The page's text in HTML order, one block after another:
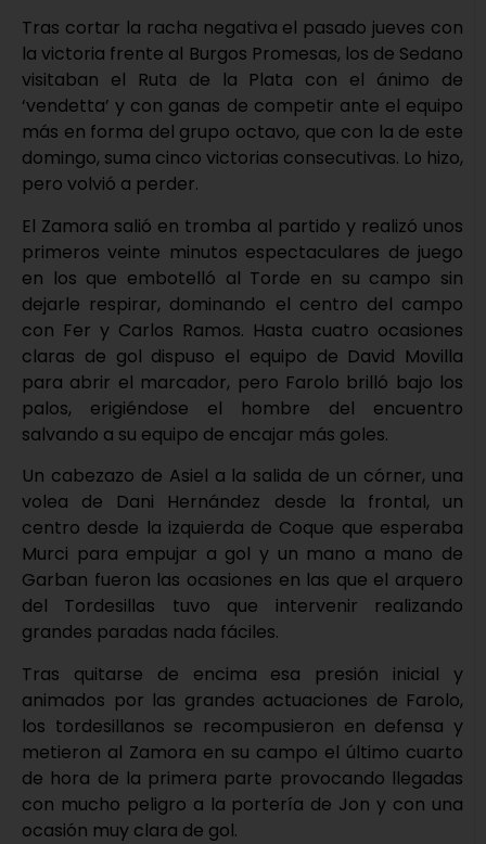
Tras cortar la racha negativa el pasado jueves con
la victoria frente al Burgos Promesas, los de Sedano
visitaban el Ruta de la Plata con el ánimo de
‘vendetta’ y con ganas de competir ante el equipo
más en forma del grupo octavo, que con la de este
domingo, suma cinco victorias consecutivas. Lo hizo,
pero volvió a perder.
El Zamora salió en tromba al partido y realizó unos
primeros veinte minutos espectaculares de juego
en los que embotelló al Torde en su campo sin
dejarle respirar, dominando el centro del campo
con Fer y Carlos Ramos. Hasta cuatro ocasiones
claras de gol dispuso el equipo de David Movilla
para abrir el marcador, pero Farolo brilló bajo los
palos, erigiéndose el hombre del encuentro
salvando a su equipo de encajar más goles.
Un cabezazo de Asiel a la salida de un córner, una
volea de Dani Hernández desde la frontal, un
centro desde la izquierda de Coque que esperaba
Murci para empujar a gol y un mano a mano de
Garban fueron las ocasiones en las que el arquero
del Tordesillas tuvo que intervenir realizando
grandes paradas nada fáciles.
Tras quitarse de encima esa presión inicial y
animados por las grandes actuaciones de Farolo,
los tordesillanos se recompusieron en defensa y
metieron al Zamora en su campo el último cuarto
de hora de la primera parte provocando llegadas
con mucho peligro a la portería de Jon y con una
ocasión muy clara de gol.